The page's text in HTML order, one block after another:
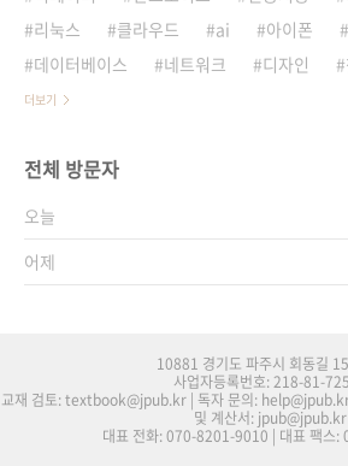
리눅스
클라우드 ai 아이폰
데이터베이스
네트워크 디자인
더보기
전체 방문자
오늘
어제
10881 경기도 파주시 회동길
사업자등록번호: 218-81-
교재 검토: textbook@jpub.kr | 독자 문의:
및 계산서: jpub@jpub.kr
대표 전화: 070-8201-9010 | 대표 팩스